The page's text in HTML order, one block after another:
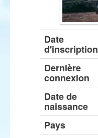
Date
d'inscription
Dernière
connexion
Date de
naissance
Pays